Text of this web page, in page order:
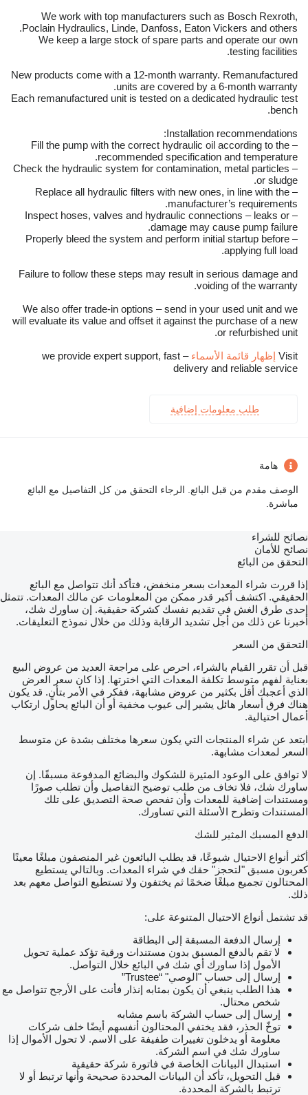
We work with top manufacturers such as Bosch Rexroth,
Poclain Hydraulics, Linde, Danfoss, Eaton Vickers and others.
We keep a large stock of spare parts and operate our own
testing facilities.
New products come with a 12-month warranty. Remanufactured
units are covered by a 6-month warranty.
Each remanufactured unit is tested on a dedicated hydraulic test
bench.
Installation recommendations:
– Fill the pump with the correct hydraulic oil according to the
recommended specification and temperature.
– Check the hydraulic system for contamination, metal particles
or sludge.
– Replace all hydraulic filters with new ones, in line with the
manufacturer’s requirements.
– Inspect hoses, valves and hydraulic connections – leaks or
damage may cause pump failure.
– Properly bleed the system and perform initial startup before
applying full load.
Failure to follow these steps may result in serious damage and
voiding of the warranty.
We also offer trade-in options – send in your used unit and we
will evaluate its value and offset it against the purchase of a new
or refurbished unit.
Visit إظهار قائمة الأسماء
– we provide expert support, fast
delivery and reliable service
طلب معلومات إضافية
هامة
الوصف مقدم من قبل البائع. الرجاء التحقق من كل التفاصيل مع البائع
مباشرة.
نصائح للشراء
نصائح للأمان
التحقق من البائع
إذا قررت شراء المعدات بسعر منخفض، فتأكد أنك تتواصل مع البائع
الحقيقي. اكتشف أكبر قدر ممكن من المعلومات عن مالك المعدات. تتمثل
إحدى طرق الغش في تقديم نفسك كشركة حقيقية. إن ساورك شك،
أخبرنا عن ذلك من أجل تشديد الرقابة وذلك من خلال نموذج التعليقات.
التحقق من السعر
قبل أن تقرر القيام بالشراء، احرص على مراجعة العديد من عروض البيع
بعناية لفهم متوسط تكلفة المعدات التي اخترتها. إذا كان سعر العرض
الذي أعجبك أقل بكثير من عروض مشابهة، ففكر في الأمر بتأنٍ. قد يكون
هناك فرق أسعار هائل يشير إلى عيوب مخفية أو أن البائع يحاول ارتكاب
أعمال احتيالية.
ابتعد عن شراء المنتجات التي يكون سعرها مختلف بشدة عن متوسط
السعر لمعدات مشابهة.
لا توافق على الوعود المثيرة للشكوك والبضائع المدفوعة مسبقًا. إن
ساورك شك، فلا تخاف من طلب توضيح التفاصيل وأن تطلب صورًا
ومستندات إضافية للمعدات وأن تفحص صحة التصديق على تلك
المستندات وتطرح الأسئلة التي تساورك.
الدفع المسبك المثير للشك
أكثر أنواع الاحتيال شيوعًا، قد يطلب البائعون غير المنصفون مبلغًا معينًا
كعربون مسبق "لتحجز" حقك في شراء المعدات. وبالتالي يستطيع
المحتالون تجميع مبلغًا ضخمًا ثم يختفون ولا تستطيع التواصل معهم بعد
ذلك.
قد تشتمل أنواع الاحتيال المتنوعة على:
إرسال الدفعة المسبقة إلى البطاقة
لا تقم بالدفع المسبق بدون مستندات ورقية تؤكد عملية تحويل
الأمول إذا ساورك أي شك في البائع خلال التواصل.
إرسال إلى حساب "الوصي" “Trustee”
هذا الطلب ينبغي أن يكون بمثابه إنذار فأنت على الأرجح تتواصل مع
شخص محتال.
إرسال إلى حساب الشركة باسم مشابه
توخّ الحذر، فقد يختفي المحتالون أنفسهم أيضًا خلف شركات
معلومة أو يدخلون تغييرات طفيفة على الاسم. لا تحول الأموال إذا
ساورك شك في اسم الشركة.
استبدال البيانات الخاصة في فاتورة شركة حقيقية
قبل التحويل، تأكد أن البيانات المحددة صحيحة وأنها ترتبط أو لا
ترتبط بالشركة المحددة.